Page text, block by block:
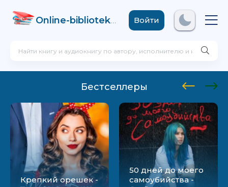
Online-biblioteka .comВойти
Бестселлеры
Крепкий орешек -
50 дней до моего
самоубийства -